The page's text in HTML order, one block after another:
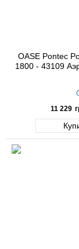
OASE Pontec
1800 - 43109
11 229